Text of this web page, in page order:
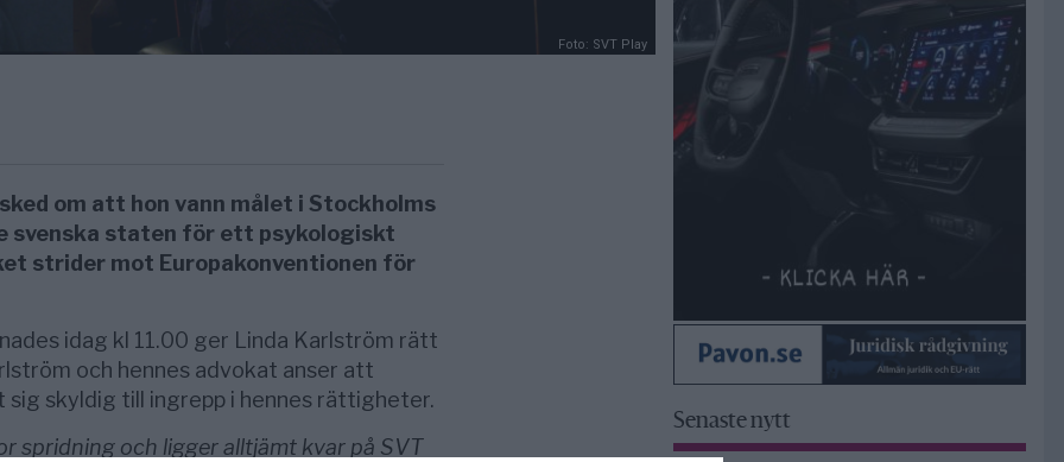
Foto: SVT Play
om att hon vann målet i Stockholms
svenska staten för ett psykologiskt
strider mot Europakonventionen för
idag kl 11.00 ger Linda Karlström rätt
och hennes advokat anser att
sig skyldig till ingrepp i hennes rättigheter.
spridning och ligger alltjämt kvar på SVT
Senaste nytt